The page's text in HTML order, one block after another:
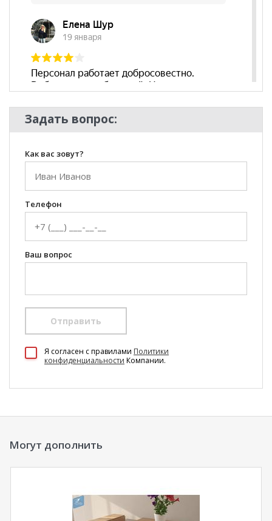
Комната
Кухня
Пол
Задать вопрос:
Как вас зовут?
Телефон
Ваш вопрос
Отправить
Я согласен c правилами Политики
конфиденциальности Компании.
Могут дополнить